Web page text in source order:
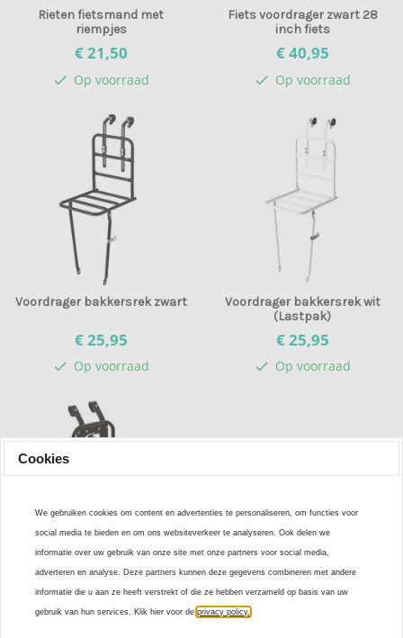
Rieten fietsmand met
riempjes
€ 21,50
check Op voorraad
Fiets voordrager zwart 28
inch fiets
€ 40,95
check Op voorraad
Voordrager bakkersrek zwart
€ 25,95
check Op voorraad
Voordrager bakkersrek wit
(Lastpak)
€ 25,95
check Op voorraad
Kinderfiets voordrager steco
Cookies
We gebruiken cookies om content en advertenties te personaliseren, om functies voor
social media te bieden en om ons websiteverkeer te analyseren. Ook delen we
informatie over uw gebruik van onze site met onze partners voor social media,
adverteren en analyse. Deze partners kunnen deze gegevens combineren met andere
informatie die u aan ze heeft verstrekt of die ze hebben verzameld op basis van uw
gebruik van hun services. Klik hier voor deprivacy policy.